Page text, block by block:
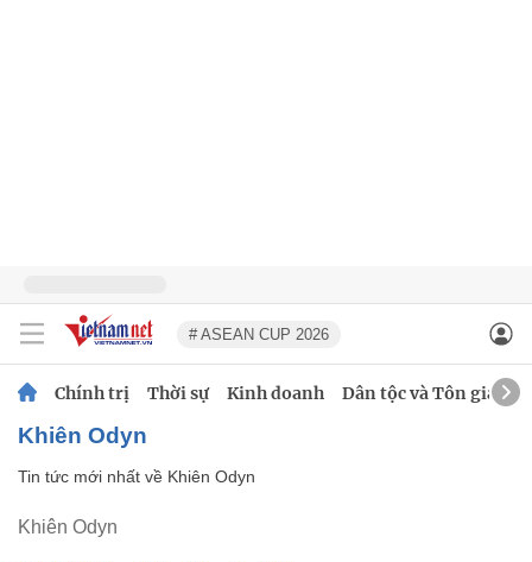
# ASEAN CUP 2026
Chính trị Thời sự Kinh doanh Dân tộc và Tôn giáo
Khiên Odyn
Tin tức mới nhất về Khiên Odyn
Khiên Odyn